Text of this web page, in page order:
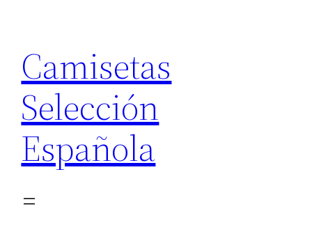
contenido
Camisetas
Selección
Española